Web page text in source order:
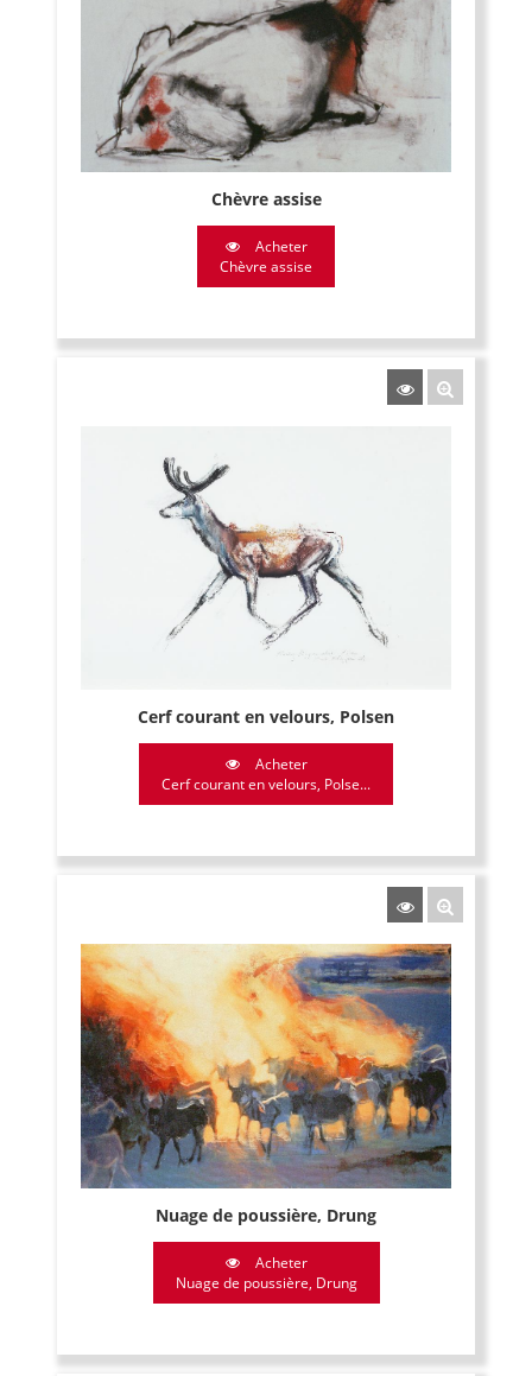
Chèvre assise
Acheter
Chèvre assise
Cerf courant en velours, Polsen
Acheter
Cerf courant en velours, Polse...
Nuage de poussière, Drung
Acheter
Nuage de poussière, Drung